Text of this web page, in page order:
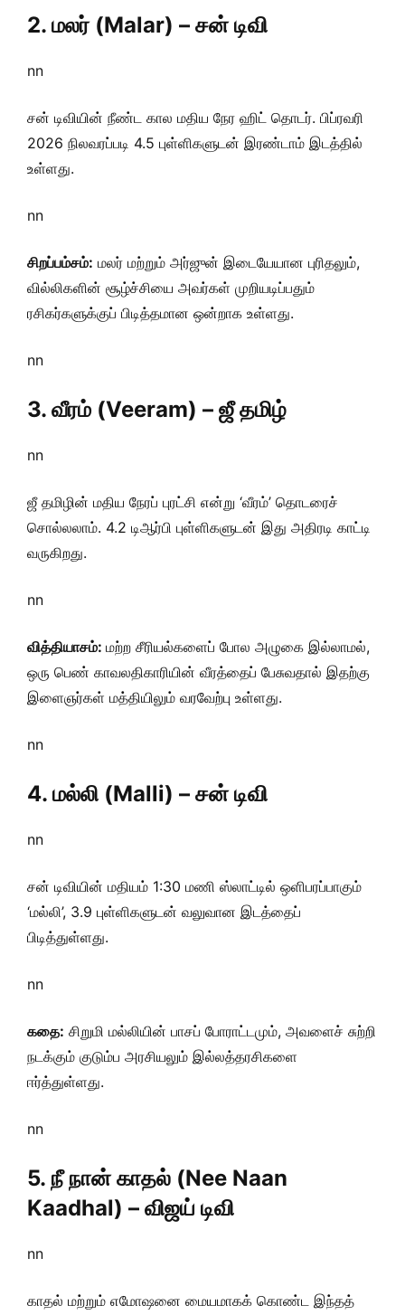
2. மலர் (Malar) – சன் டிவி
nn
சன் டிவியின் நீண்ட கால மதிய நேர ஹிட் தொடர். பிப்ரவரி
2026 நிலவரப்படி 4.5 புள்ளிகளுடன் இரண்டாம் இடத்தில்
உள்ளது.
nn
சிறப்பம்சம்: மலர் மற்றும் அர்ஜுன் இடையேயான புரிதலும்,
வில்லிகளின் சூழ்ச்சியை அவர்கள் முறியடிப்பதும்
ரசிகர்களுக்குப் பிடித்தமான ஒன்றாக உள்ளது.
nn
3. வீரம் (Veeram) – ஜீ தமிழ்
nn
ஜீ தமிழின் மதிய நேரப் புரட்சி என்று ‘வீரம்’ தொடரைச்
சொல்லலாம். 4.2 டிஆர்பி புள்ளிகளுடன் இது அதிரடி காட்டி
வருகிறது.
nn
வித்தியாசம்: மற்ற சீரியல்களைப் போல அழுகை இல்லாமல்,
ஒரு பெண் காவலதிகாரியின் வீரத்தைப் பேசுவதால் இதற்கு
இளைஞர்கள் மத்தியிலும் வரவேற்பு உள்ளது.
nn
4. மல்லி (Malli) – சன் டிவி
nn
சன் டிவியின் மதியம் 1:30 மணி ஸ்லாட்டில் ஒளிபரப்பாகும்
‘மல்லி’, 3.9 புள்ளிகளுடன் வலுவான இடத்தைப்
பிடித்துள்ளது.
nn
கதை: சிறுமி மல்லியின் பாசப் போராட்டமும், அவளைச் சுற்றி
நடக்கும் குடும்ப அரசியலும் இல்லத்தரசிகளை
ஈர்த்துள்ளது.
nn
5. நீ நான் காதல் (Nee Naan
Kaadhal) – விஜய் டிவி
nn
காதல் மற்றும் எமோஷனை மையமாகக் கொண்ட இந்தத்